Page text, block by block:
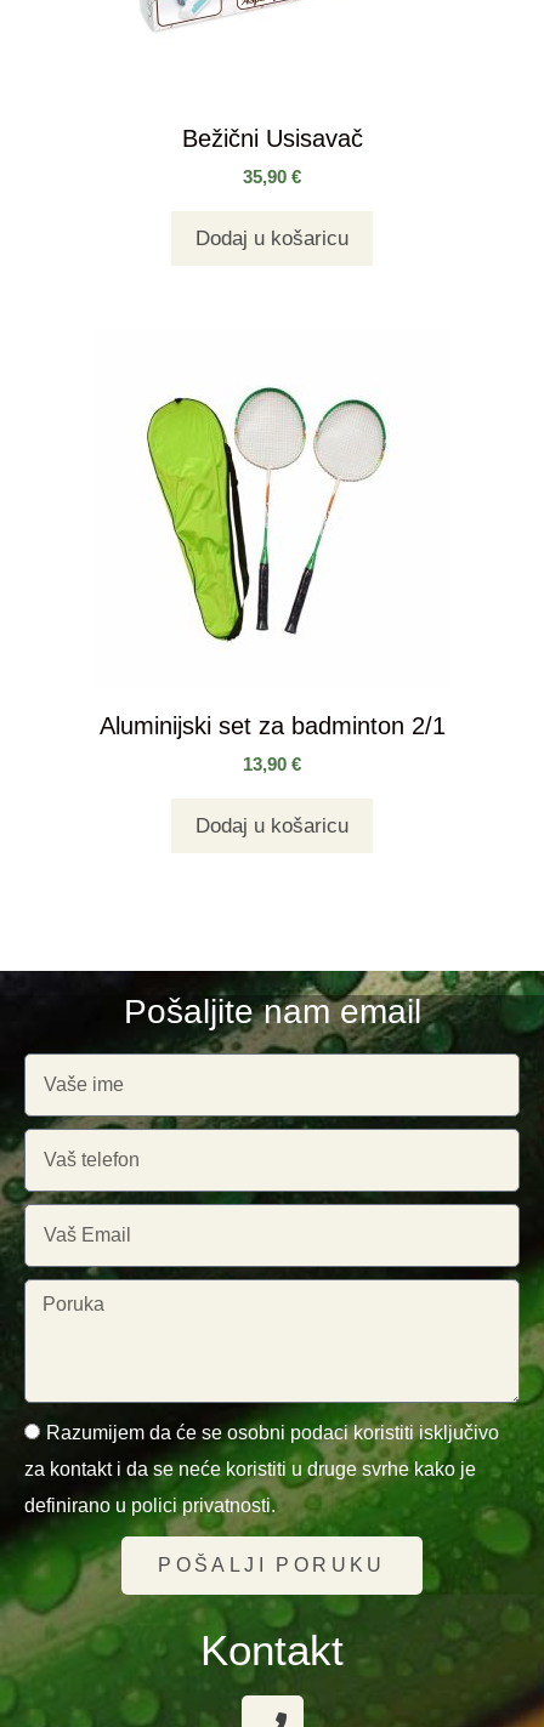
Bežični Usisavač
35,90 €
Dodaj u košaricu
Aluminijski set za badminton 2/1
13,90 €
Dodaj u košaricu
Pošaljite nam email
Razumijem da će se osobni podaci koristiti isključivo
za kontakt i da se neće koristiti u druge svrhe kako je
definirano u polici privatnosti.
POŠALJI PORUKU
Kontakt